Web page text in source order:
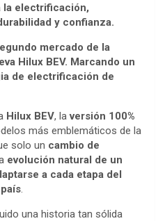
la electrificación,
y confianza.
mercado de la
Hilux BEV. Marcando un
de electrificación de
Hilux BEV, laversión 100%
más emblemáticos de la
solo un cambio de
evolución natural de un
a cada etapa del
.
una historia tan sólida